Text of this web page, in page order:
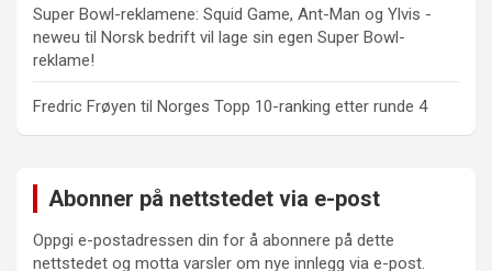
Super Bowl-reklamene: Squid Game, Ant-Man og Ylvis -
neweu til Norsk bedrift vil lage sin egen Super Bowl-
reklame!
Fredric Frøyen til Norges Topp 10-ranking etter runde 4
Abonner på nettstedet via e-post
Oppgi e-postadressen din for å abonnere på dette
nettstedet og motta varsler om nye innlegg via e-post.